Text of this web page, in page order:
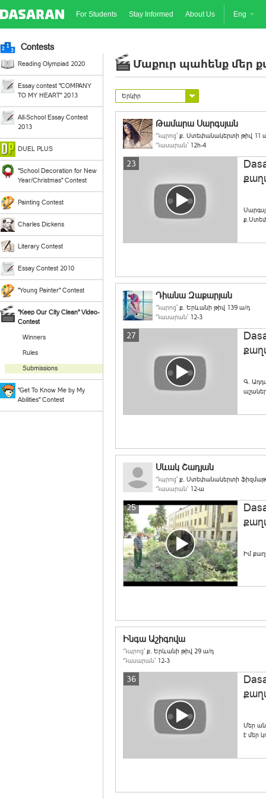
For Students Stay Informed About Us Eng
Contests
Reading Olympiad 2020
Essay contest "COMPANY
TO MY HEART" 2013
All-School Essay Contest
2013
DUEL PLUS
"School Decoration for New
Year/Christmas" Contest
Painting Contest
Charles Dickens
Literary Contest
Essay Contest 2010
"Young Painter" Contest
"Keep Our City Clean" Video-
Contest
Winners
Rules
Submissions
"Get To Know Me by My
Abilities" Contest
Մաքուր պահենք մեր
Երկիր
Թամարա Սարգսյան
Դպրոց՝ ք. Ստեփանակերտի թիվ 11
Դասարան՝ 12հ-4
23
Դիանա Զաքարյան
Դպրոց՝ ք. Երևանի թիվ 139 ա/դ
Դասարան՝ 12-3
27
Գ.
Սևակ Շադյան
Դպրոց՝ ք. Ստեփանակերտի
Դասարան՝ 12-ա
25
Իմ
Ինգա Աշիգովա
Դպրոց՝ ք. Երևանի թիվ 29 ա/դ
Դասարան՝ 12-3
36
Մեր
է մեր